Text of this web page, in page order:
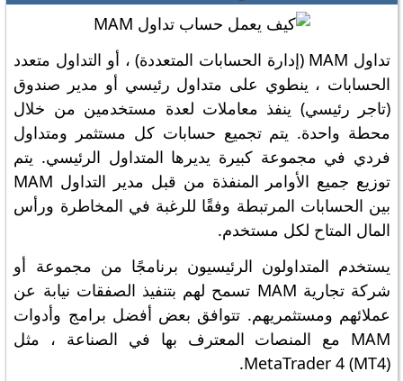
تداول MAM (إدارة الحسابات المتعددة) ، أو التداول متعدد
الحسابات ، ينطوي على متداول رئيسي أو مدير صندوق
(تاجر رئيسي) ينفذ معاملات لعدة مستخدمين من خلال
محطة واحدة. يتم تجميع حسابات كل مستثمر ومتداول
فردي في مجموعة كبيرة يديرها المتداول الرئيسي. يتم
توزيع جميع الأوامر المنفذة من قبل مدير التداول MAM
بين الحسابات المرتبطة وفقًا للرغبة في المخاطرة ورأس
المال المتاح لكل مستخدم.
يستخدم المتداولون الرئيسيون برنامجًا من مجموعة أو
شركة تجارية MAM تسمح لهم بتنفيذ الصفقات نيابة عن
عملائهم ومستثمريهم. تتوافق بعض أفضل برامج وأدوات
MAM مع المنصات المعترف بها في الصناعة ، مثل
MetaTrader 4 (MT4).